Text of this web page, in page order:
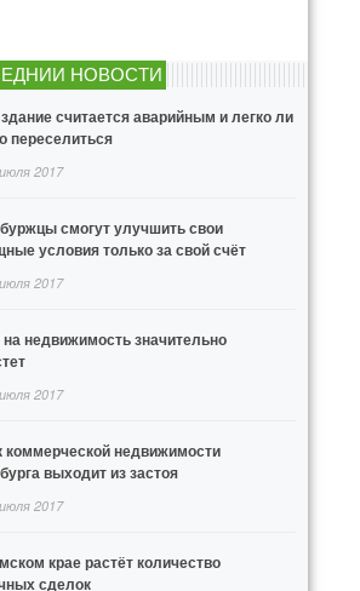
НОВОСТИ
считается аварийным и легко ли
переселиться
2017
смогут улучшить свои
условия только за свой счёт
2017
недвижимость значительно
2017
коммерческой недвижимости
выходит из застоя
2017
крае растёт количество
сделок